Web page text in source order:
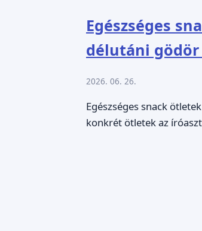
Egészséges
délutáni
2026. 06. 26.
Egészséges snack
konkrét ötletek az